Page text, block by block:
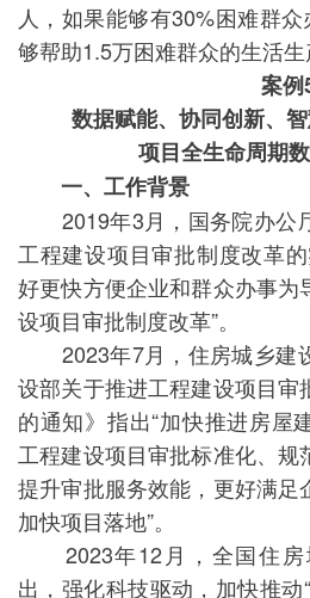
人，如果能够有30%困难群
够帮助1.5万困难群众的生活生
案例
数据赋能、协同创新、智
项目全生命周期
一、工作背景
2019年3月，国务院办公
工程建设项目审批制度改革
好更快方便企业和群众办事为
设项目审批制度改革”。
2023年7月，住房城乡建
设部关于推进工程建设项目
的通知》指出“加快推进房屋
工程建设项目审批标准化、
提升审批服务效能，更好满足
加快项目落地”。
2023年12月，全国住房
出，强化科技驱动，加快推动